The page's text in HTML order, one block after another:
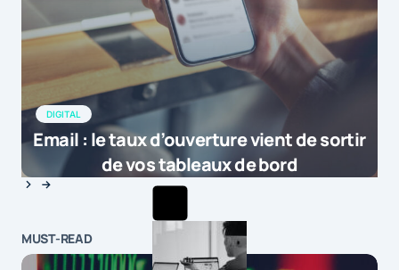
DIGITAL
Email : le taux d’ouverture vient de sortir
de vos tableaux de bord
MUST-READ